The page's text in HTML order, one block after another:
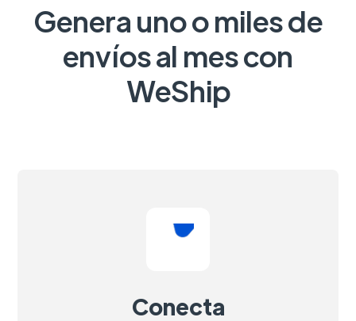
Genera uno o miles de
envíos al mes con
WeShip
Conecta